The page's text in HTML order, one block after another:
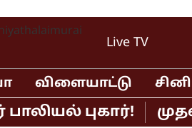
Live TV
விளையாட்டு
புகார்!